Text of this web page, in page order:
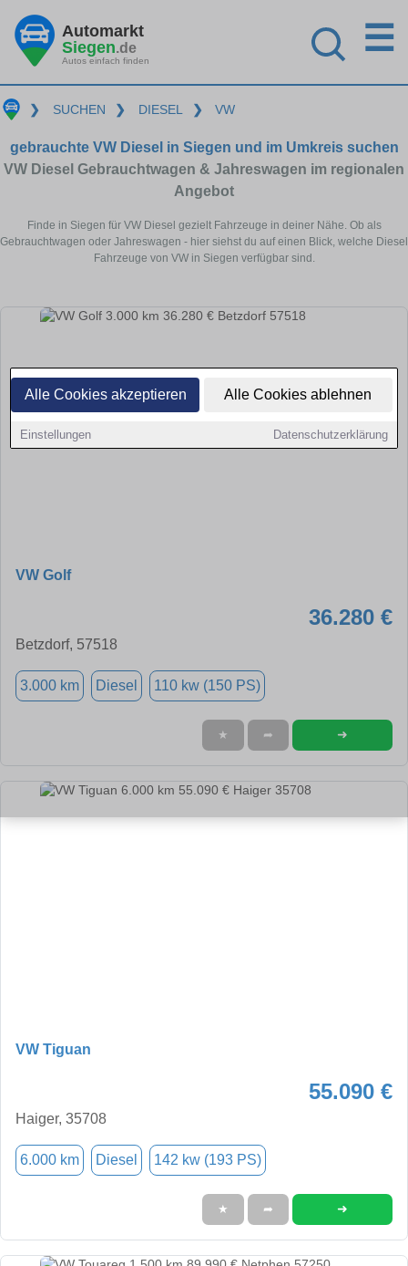
Alle Cookies akzeptieren Alle Cookies ablehnen
Einstellungen Datenschutzerklärung
Automarkt
Siegen.de
Autos einfach finden
☰
❯ SUCHEN ❯ DIESEL ❯ VW
gebrauchte VW Diesel in Siegen und im Umkreis suchen
VW Diesel Gebrauchtwagen & Jahreswagen im regionalen
Angebot
Finde in Siegen für VW Diesel gezielt Fahrzeuge in deiner Nähe. Ob als
Gebrauchtwagen oder Jahreswagen - hier siehst du auf einen Blick, welche Diesel
Fahrzeuge von VW in Siegen verfügbar sind.
VW Golf
36.280 €
Betzdorf, 57518
3.000 km Diesel 110 kw (150 PS)
★ ➦ ➜
VW Tiguan
55.090 €
Haiger, 35708
6.000 km Diesel 142 kw (193 PS)
★ ➦ ➜